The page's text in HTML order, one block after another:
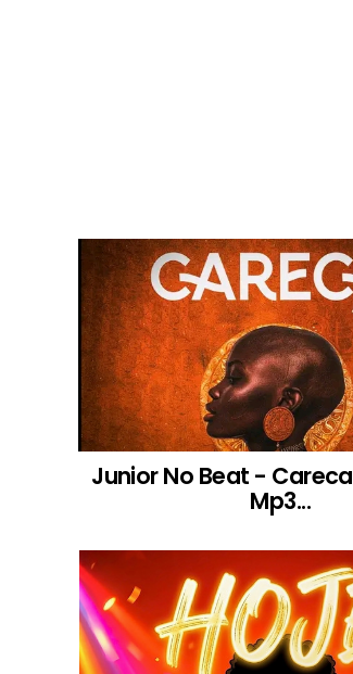
Junior No Beat -
Mp3...